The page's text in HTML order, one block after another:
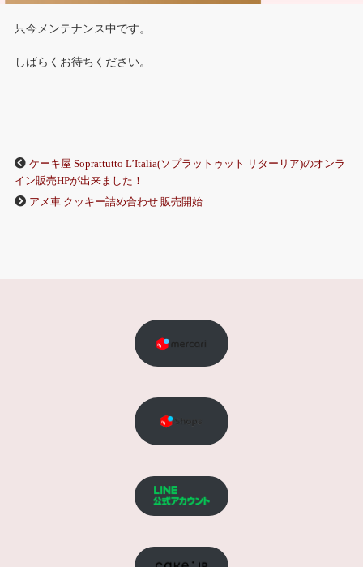
只今メンテナンス中です。
しばらくお待ちください。
ケーキ屋 Soprattutto L’Italia(ソプラットゥット リターリア)のオンラ
イン販売HPが出来ました！
アメ車 クッキー詰め合わせ 販売開始